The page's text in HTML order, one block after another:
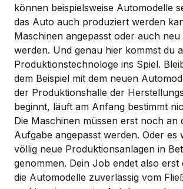
können beispielsweise Automodelle
das Auto auch produziert werden
Maschinen angepasst oder auch
werden. Und genau hier kommst du
Produktionstechnologe ins Spiel.
dem Beispiel mit dem neuen
der Produktionshalle der
beginnt, läuft am Anfang bestimmt
Die Maschinen müssen erst noch an
Aufgabe angepasst werden. Oder es
völlig neue Produktionsanlagen in
genommen. Dein Job endet also erst
die Automodelle zuverlässig vom